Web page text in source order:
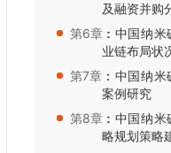
及融资并购
第6章：：中国纳米
业链布局状
第7章：：中国纳
案例研究
第8章：：中国纳米
略规划策略